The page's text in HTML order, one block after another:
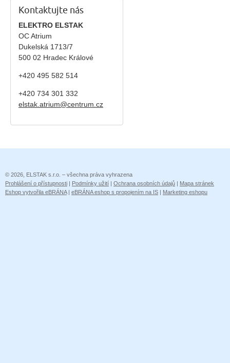
Kontaktujte nás
ELEKTRO ELSTAK
OC Atrium
Dukelská 1713/7
500 02 Hradec Králové
+420 495 582 514
+420 734 301 332
elstak.atrium@centrum.cz
© 2026, ELSTAK s.r.o. – všechna práva vyhrazena
Prohlášení o přístupnosti | Podmínky užití | Ochrana osobních údajů | Mapa stránek
Eshop vytvořila eBRÁNA| eBRÁNA eshop s propojením na IS | Marketing eshopu